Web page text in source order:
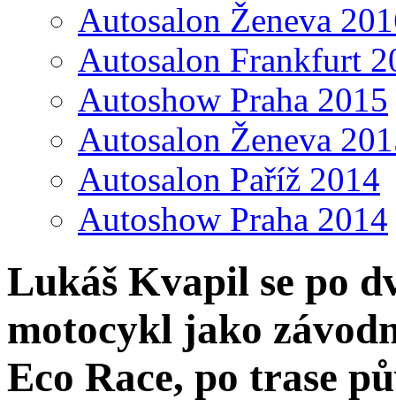
Autosalon Ženeva
Autosalon Frankfurt
Autoshow Praha 2015
Autosalon Ženeva
Autosalon Paříž 2014
Autoshow Praha 2014
Lukáš Kvapil se po
motocykl jako
Eco Race, po trase